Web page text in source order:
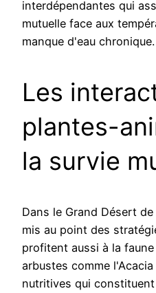
interdépendantes qui
mutuelle face aux
manque d'eau chronique.
Les
plantes-
la survie
Dans le Grand Désert
mis au point des
profitent aussi à la
arbustes comme
nutritives qui